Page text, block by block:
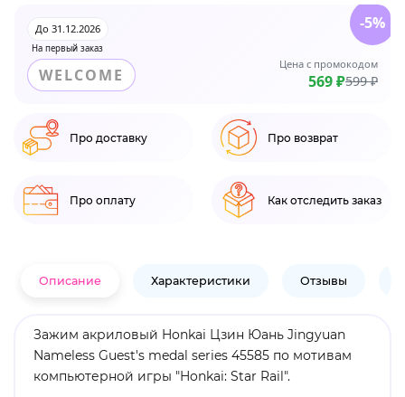
На первый заказ
До 31.12.2026
WELCOME
Цена с промокодом
569 ₽599 ₽
-5%
Про доставку Про возврат
Про оплату Как отследить заказ
Описание Характеристики Отзывы
Зажим акриловый Honkai Цзин Юань Jingyuan
Nameless Guest's medal series 45585 по мотивам
компьютерной игры "Honkai: Star Rail".